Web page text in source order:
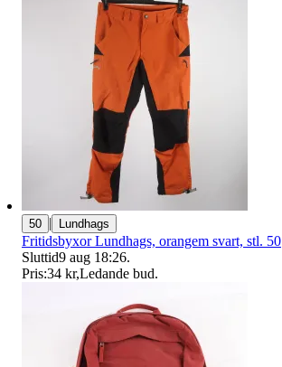
50 | Lundhags
Fritidsbyxor Lundhags, orangem svart, stl. 50
Sluttid9 aug 18:26.
Pris:34 kr,Ledande bud.